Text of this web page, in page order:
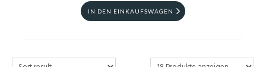
IN DEN EINKAUFSWAGEN